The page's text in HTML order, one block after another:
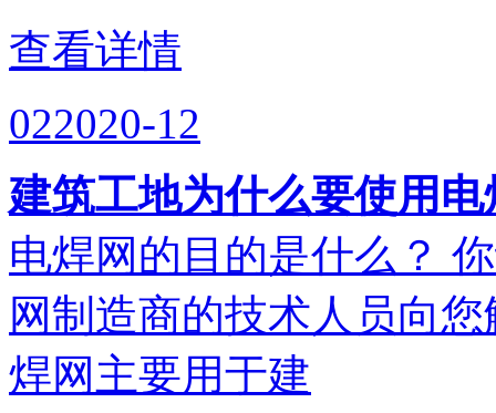
查看详情
022020-12
建筑工地为什么要使用
电焊网的目的是什么？
网制造商的技术人员向
焊网主要用于建